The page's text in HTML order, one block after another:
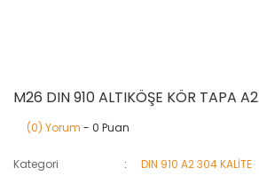
M26 DIN 910 ALTIKÖŞE KÖR TAPA A2
(0) Yorum - 0 Puan
Kategori
DIN 910 A2 304 KALİTE